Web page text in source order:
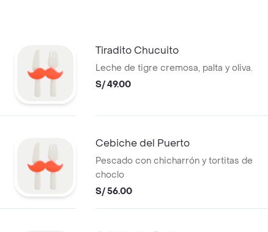
Tiradito Chucuito
Leche de tigre cremosa, palta y oliva.
S/ 49.00
Cebiche del Puerto
Pescado con chicharrón y tortitas de
choclo
S/ 56.00